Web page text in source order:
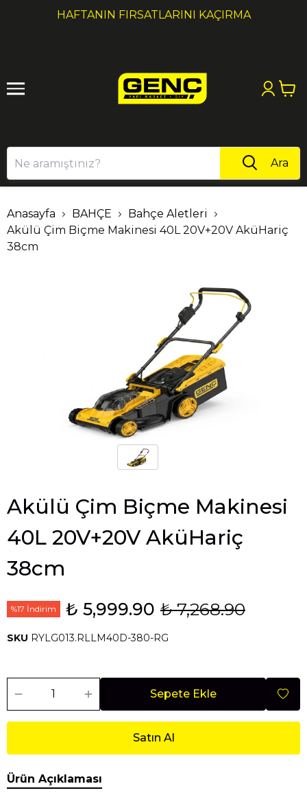
HAFTANIN FIRSATLARINI KAÇIRMA
1 2
Ara
Anasayfa BAHÇE
Bahçe Aletleri
Akülü Çim Biçme Makinesi 40L 20V+20V AküHariç
38cm
Akülü Çim Biçme Makinesi
40L 20V+20V AküHariç
38cm
%17 İndirim ₺ 5,999.90 ₺ 7,268.90
SKU RYLG013.RLLM40D-380-RG
Sepete Ekle
Satın Al
Ürün Açıklaması